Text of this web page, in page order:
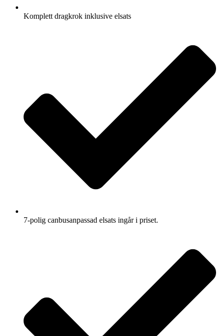
Komplett dragkrok inklusive elsats
7-polig canbusanpassad elsats ingår i priset.